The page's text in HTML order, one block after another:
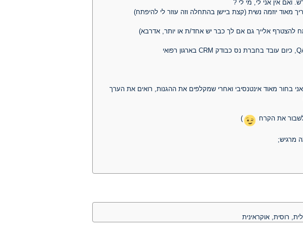
מאוד יוזמה נשית (קצת ביישן בהתחלה וזה עוזר לי להיפתח)
להצטרף אלייך גם אם לך כבר יש אחד/ת או יותר, אדרבא)
בחור מאוד אינטנסיבי ואחרי שמקלפים את ההגנות, רואים את הערך
את הקרח )
מרגיש;
רוסית, אוקראינית